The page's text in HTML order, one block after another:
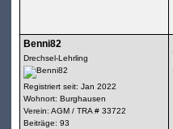
Benni82
Drechsel-Lehrling
Registriert seit: Jan 2022
Wohnort: Burghausen
Verein: AGM / TRA # 33722
Beiträge: 93